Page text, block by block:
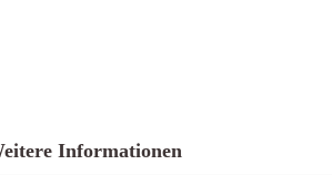
Informationen